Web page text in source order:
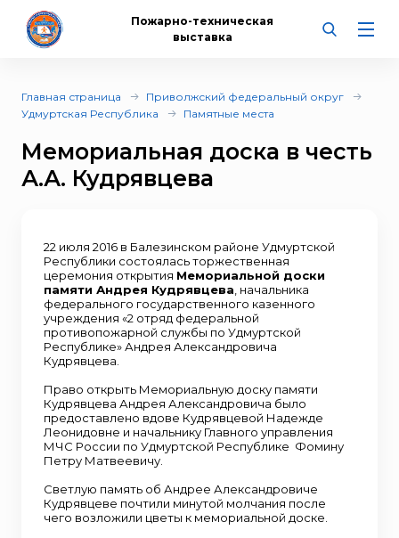
Пожарно-техническая
выставка
Главная страница
Приволжский федеральный округ
Удмуртская Республика
Памятные места
Мемориальная доска в честь
А.А. Кудрявцева
22 июля 2016 в Балезинском районе Удмуртской
Республики состоялась торжественная
церемония открытия Мемориальной доски
памяти Андрея Кудрявцева , начальника
федерального государственного казенного
учреждения «2 отряд федеральной
противопожарной службы по Удмуртской
Республике» Андрея Александровича
Кудрявцева.
Право открыть Мемориальную доску памяти
Кудрявцева Андрея Александровича было
предоставлено вдове Кудрявцевой Надежде
Леонидовне и начальнику Главного управления
МЧС России по Удмуртской Республике Фомину
Петру Матвеевичу.
Светлую память об Андрее Александровиче
Кудрявцеве почтили минутой молчания после
чего возложили цветы к мемориальной доске.